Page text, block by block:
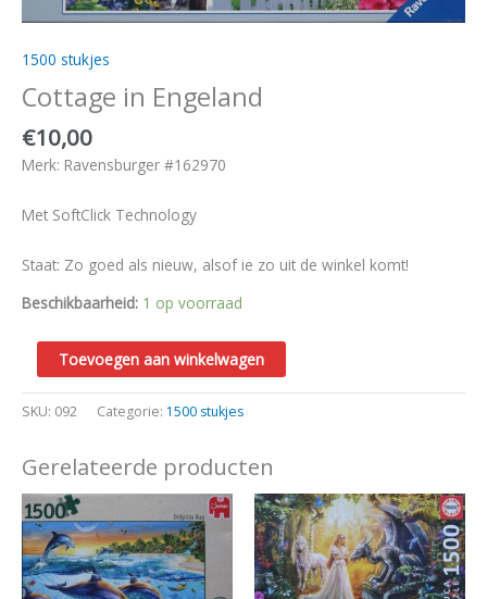
1500 stukjes
Cottage in Engeland
€10,00
Merk: Ravensburger #162970
Met SoftClick Technology
Staat: Zo goed als nieuw, alsof ie zo uit de winkel komt!
Beschikbaarheid: 1 op voorraad
Toevoegen aan winkelwagen
SKU: 092 Categorie: 1500 stukjes
Gerelateerde producten